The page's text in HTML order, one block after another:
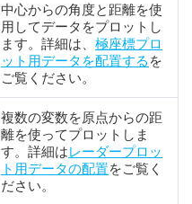
中心からの角度と距離を使
用してデータをプロットし
ます。詳細は、 極座標プロ
ット用データを配置する を
ご覧ください。
複数の変数を原点からの距
離を使ってプロットしま
す。詳細はレーダープロッ
ト用データの配置をご覧く
ださい。